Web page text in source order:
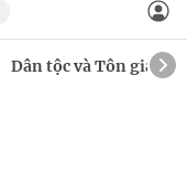
Dân tộc và Tôn giáo